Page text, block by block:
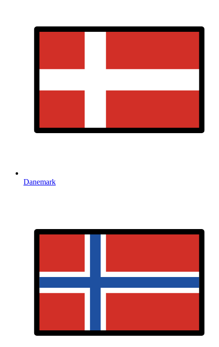
Danemark